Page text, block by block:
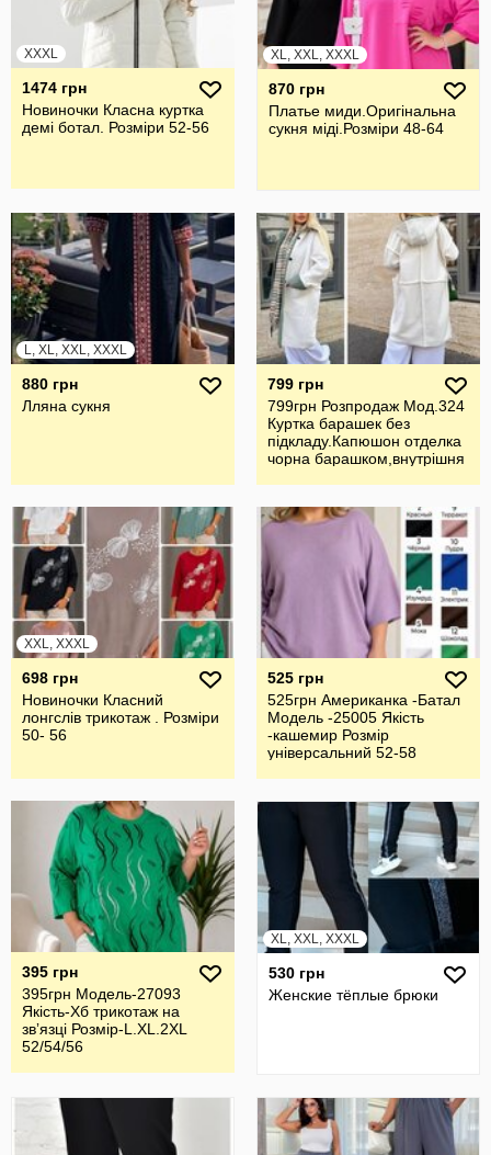
XXXL
1474 грн
Новиночки Класна куртка
демі ботал. Розміри 52-56
XL, XXL, XXXL
870 грн
Платье миди.Оригiнальна
сукня мiдi.Розмiри 48-64
L, XL, XXL, XXXL
880 грн
Лляна сукня
799 грн
799грн Розпродаж Мод.324
Куртка барашек без
підкладу.Капюшон отделка
чорна барашком,внутрішня
XXL, XXXL
698 грн
Новиночки Класний
лонгслів трикотаж . Розміри
50- 56
525 грн
525грн Американка -Батал
Модель -25005 Якість
-кашемир Розмір
універсальний 52-58
395 грн
395грн Модель-27093
Якість-Хб трикотаж на
звʼязці Розмір-L.XL.2XL
52/54/56
XL, XXL, XXXL
530 грн
Женские тёплые брюки